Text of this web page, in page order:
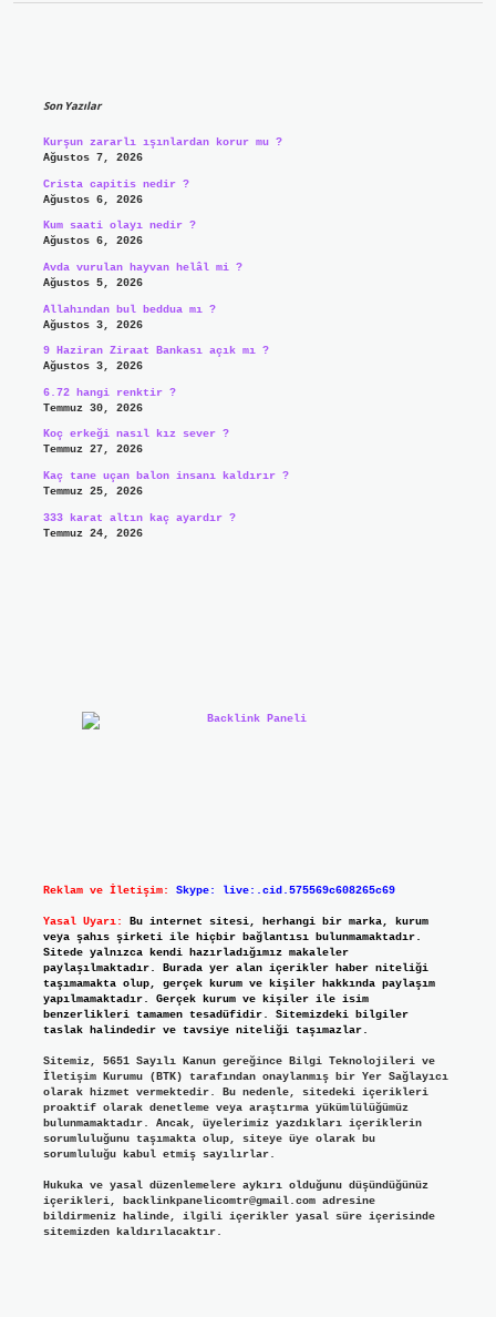
Son Yazılar
Kurşun zararlı ışınlardan korur mu ?
Ağustos 7, 2026
Crista capitis nedir ?
Ağustos 6, 2026
Kum saati olayı nedir ?
Ağustos 6, 2026
Avda vurulan hayvan helâl mi ?
Ağustos 5, 2026
Allahından bul beddua mı ?
Ağustos 3, 2026
9 Haziran Ziraat Bankası açık mı ?
Ağustos 3, 2026
6.72 hangi renktir ?
Temmuz 30, 2026
Koç erkeği nasıl kız sever ?
Temmuz 27, 2026
Kaç tane uçan balon insanı kaldırır ?
Temmuz 25, 2026
333 karat altın kaç ayardır ?
Temmuz 24, 2026
Reklam ve İletişim: Skype: live:.cid.575569c608265c69
Yasal Uyarı:
Bu internet sitesi, herhangi bir marka, kurum
veya şahıs şirketi ile hiçbir bağlantısı bulunmamaktadır.
Sitede yalnızca kendi hazırladığımız makaleler
paylaşılmaktadır. Burada yer alan içerikler haber niteliği
taşımamakta olup, gerçek kurum ve kişiler hakkında paylaşım
yapılmamaktadır. Gerçek kurum ve kişiler ile isim
benzerlikleri tamamen tesadüfidir. Sitemizdeki bilgiler
taslak halindedir ve tavsiye niteliği taşımazlar.
Sitemiz, 5651 Sayılı Kanun gereğince Bilgi Teknolojileri ve
İletişim Kurumu (BTK) tarafından onaylanmış bir Yer Sağlayıcı
olarak hizmet vermektedir. Bu nedenle, sitedeki içerikleri
proaktif olarak denetleme veya araştırma yükümlülüğümüz
bulunmamaktadır. Ancak, üyelerimiz yazdıkları içeriklerin
sorumluluğunu taşımakta olup, siteye üye olarak bu
sorumluluğu kabul etmiş sayılırlar.
Hukuka ve yasal düzenlemelere aykırı olduğunu düşündüğünüz
içerikleri, backlinkpanelicomtr@gmail.comadresine
bildirmeniz halinde, ilgili içerikler yasal süre içerisinde
sitemizden kaldırılacaktır.